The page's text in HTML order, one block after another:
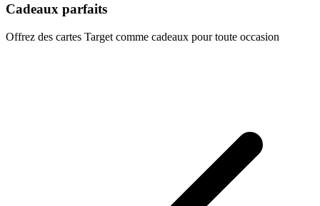
Cadeaux parfaits
Offrez des cartes Target comme cadeaux pour toute occasion